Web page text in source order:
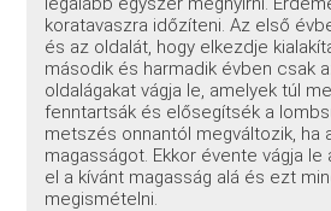
koratavaszra időzíteni. Az első
és az oldalát, hogy elkezdje
második és harmadik évben csak
oldalágakat vágja le, amelyek túl
fenntartsák és elősegítsék a
metszés onnantól megváltozik, ha
magasságot. Ekkor évente vágja
el a kívánt magasság alá és ezt
megismételni.